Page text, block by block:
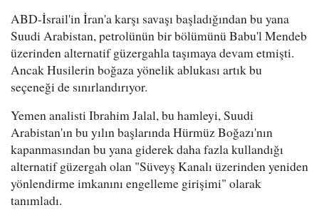
ABD-İsrail'in İran'a karşı savaşı başladığından bu yana
Suudi Arabistan, petrolünün bir bölümünü Babu'l Mendeb
üzerinden alternatif güzergahla taşımaya devam etmişti.
Ancak Husilerin boğaza yönelik ablukası artık bu
seçeneği de sınırlandırıyor.
Yemen analisti Ibrahim Jalal, bu hamleyi, Suudi
Arabistan'ın bu yılın başlarında Hürmüz Boğazı'nın
kapanmasından bu yana giderek daha fazla kullandığı
alternatif güzergah olan "Süveyş Kanalı üzerinden yeniden
yönlendirme imkanını engelleme girişimi" olarak
tanımladı.